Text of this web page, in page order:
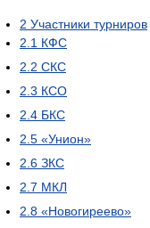
2 Участники турниров
2.1 КФС
2.2 СКС
2.3 КСО
2.4 БКС
2.5 «Унион»
2.6 ЗКС
2.7 МКЛ
2.8 «Новогиреево»